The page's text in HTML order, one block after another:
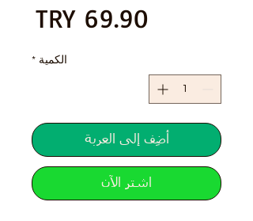
الكمية *
أضِف إلى العربة
اشترِ الآن